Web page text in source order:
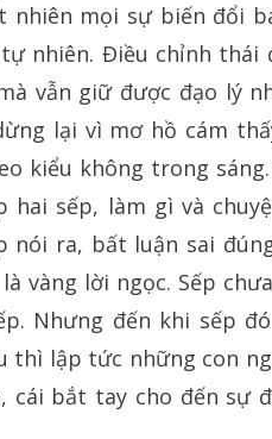
nhiên mọi sự biến đổi
nhiên. Điều chỉnh thái
vẫn giữ được đạo lý
lại vì mơ hồ cám
kiểu không trong
hai sếp, làm gì và
nói ra, bất luận sai
vàng lời ngọc. Sếp
Nhưng đến khi sếp
thì lập tức những con
cái bắt tay cho đến sự